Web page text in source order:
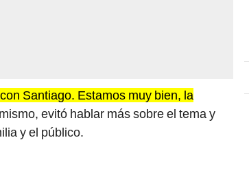
Santiago. Estamos muy bien, la
evitó hablar más sobre el tema y
y el público.